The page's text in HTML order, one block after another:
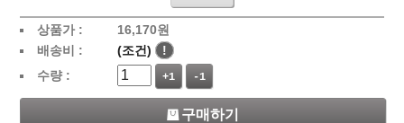
상품가 : 16,170원
배송비 :
(조건)
!
수량 :
+1 -1
구매하기